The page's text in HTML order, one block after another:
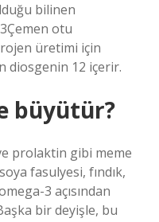
bilinen
otu
üretimi için
diosgenin 12 içerir.
büyütür?
prolaktin gibi meme
fasulyesi, fındık,
3 açısından
bir deyişle, bu